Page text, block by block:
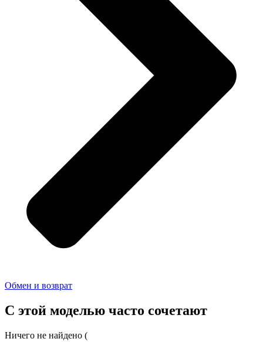
Обмен и возврат
С этой моделью часто сочетают
Ничего не найдено (